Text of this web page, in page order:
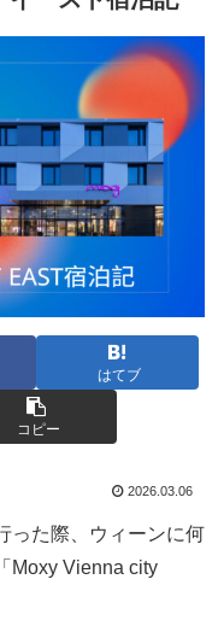
はてブ
コピー
2026.03.06
った際、ウィーンに何
Moxy Vienna city